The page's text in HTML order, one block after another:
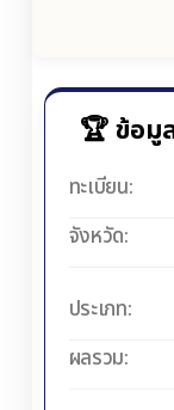
🏆 ข้อมู
ทะเบียน:
จังหวัด:
ประเภท:
ผลรวม: